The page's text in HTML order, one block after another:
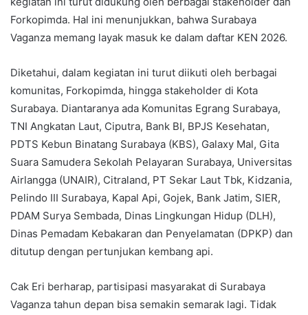
Forkopimda. Hal ini menunjukkan, bahwa Surabaya
Vaganza memang layak masuk ke dalam daftar KEN 2026.
Diketahui, dalam kegiatan ini turut diikuti oleh berbagai
komunitas, Forkopimda, hingga stakeholder di Kota
Surabaya. Diantaranya ada Komunitas Egrang Surabaya,
TNI Angkatan Laut, Ciputra, Bank BI, BPJS Kesehatan,
PDTS Kebun Binatang Surabaya (KBS), Galaxy Mal, Gita
Suara Samudera Sekolah Pelayaran Surabaya, Universitas
Airlangga (UNAIR), Citraland, PT Sekar Laut Tbk, Kidzania,
Pelindo III Surabaya, Kapal Api, Gojek, Bank Jatim, SIER,
PDAM Surya Sembada, Dinas Lingkungan Hidup (DLH),
Dinas Pemadam Kebakaran dan Penyelamatan (DPKP) dan
ditutup dengan pertunjukan kembang api.
Cak Eri berharap, partisipasi masyarakat di Surabaya
Vaganza tahun depan bisa semakin semarak lagi. Tidak